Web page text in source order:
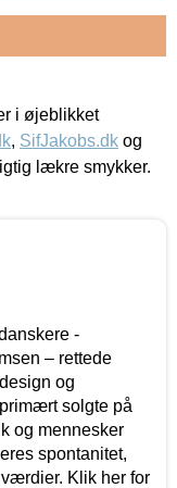
i øjeblikket
, SifJakobs.dk og
lækre smykker.
-
– rettede
og
solgte på
og mennesker
spontanitet,
Klik her for